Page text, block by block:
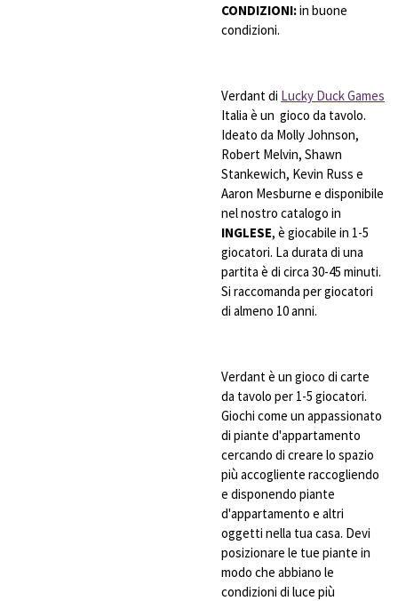
CONDIZIONI:in buone
condizioni.
Verdant di Lucky Duck Games
Italia è un gioco da tavolo.
Ideato da Molly Johnson,
Robert Melvin, Shawn
Stankewich, Kevin Russ e
Aaron Mesburne e disponibile
nel nostro catalogo in
INGLESE, è giocabile in 1-5
giocatori. La durata di una
partita è di circa 30-45 minuti.
Si raccomanda per giocatori
di almeno 10 anni.
Verdant è un gioco di carte
da tavolo per 1-5 giocatori.
Giochi come un appassionato
di piante d'appartamento
cercando di creare lo spazio
più accogliente raccogliendo
e disponendo piante
d'appartamento e altri
oggetti nella tua casa. Devi
posizionare le tue piante in
modo che abbiano le
condizioni di luce più